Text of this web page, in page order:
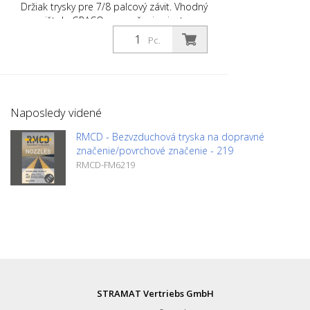
Držiak trysky pre 7/8 palcový závit. Vhodný
pre pištole GRACO na značenie ciest.
Kompatibilný s tryskami: FM6, FMC6,
TITAN SC6, Wagner Trade Tip3 a Graco
Pc.
Naposledy videné
RMCD - Bezvzduchová tryska na dopravné
značenie/povrchové značenie - 219
RMCD-FM6219
STRAMAT Vertriebs GmbH